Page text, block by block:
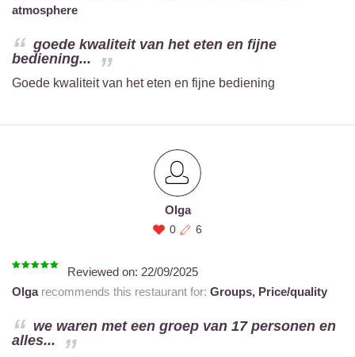
atmosphere
goede kwaliteit van het eten en fijne
bediening...
Goede kwaliteit van het eten en fijne bediening
Olga
0 6
Reviewed on: 22/09/2025
Olgarecommends this restaurant for: Groups, Price/quality
we waren met een groep van 17 personen en
alles...